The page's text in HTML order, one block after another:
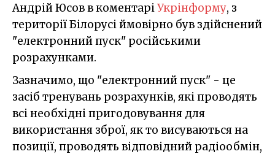
Андрій Юсов в коментаріУкрінформу, з
території Білорусі ймовірно був здійснений
"електронний пуск" російськими
розрахунками.
Зазначимо, що "електронний пуск" - це
засіб тренувань розрахунків, які проводять
всі необхідні пригодовування для
використання зброї, як то висуваються на
позиції, проводять відповідний радіообмін,